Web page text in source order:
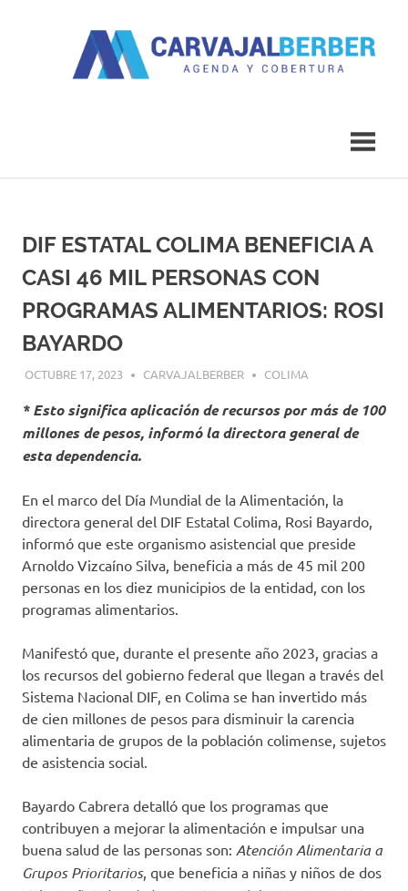
DIF ESTATAL COLIMA BENEFICIA A
CASI 46 MIL PERSONAS CON
PROGRAMAS ALIMENTARIOS: ROSI
BAYARDO
OCTUBRE 17, 2023 CARVAJALBERBER COLIMA
* Esto significa aplicación de recursos por más de 100
millones de pesos, informó la directora general de
esta dependencia.
En el marco del Día Mundial de la Alimentación, la
directora general del DIF Estatal Colima, Rosi Bayardo,
informó que este organismo asistencial que preside
Arnoldo Vizcaíno Silva, beneficia a más de 45 mil 200
personas en los diez municipios de la entidad, con los
programas alimentarios.
Manifestó que, durante el presente año 2023, gracias a
los recursos del gobierno federal que llegan a través del
Sistema Nacional DIF, en Colima se han invertido más
de cien millones de pesos para disminuir la carencia
alimentaria de grupos de la población colimense, sujetos
de asistencia social.
Bayardo Cabrera detalló que los programas que
contribuyen a mejorar la alimentación e impulsar una
buena salud de las personas son: Atención Alimentaria a
Grupos Prioritarios, que beneficia a niñas y niños de dos